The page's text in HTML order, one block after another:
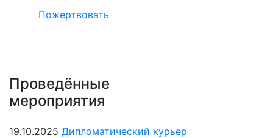
Пожертвовать
Проведённые
мероприятия
19.10.2025 Дипломатический курьер